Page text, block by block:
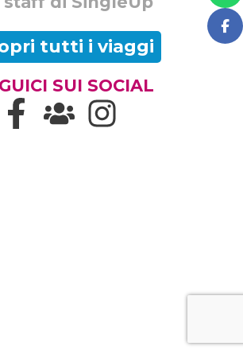
tutti i viaggi
SUI SOCIAL